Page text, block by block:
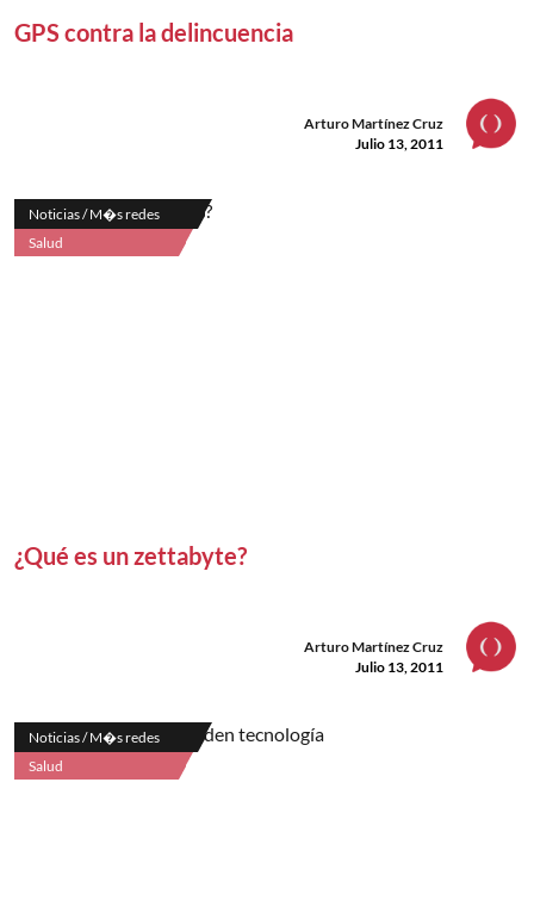
GPS contra la delincuencia
Arturo Martínez Cruz
Julio 13, 2011
Noticias / M�s redes
Salud
¿Qué es un zettabyte?
Arturo Martínez Cruz
Julio 13, 2011
Noticias / M�s redes
Salud